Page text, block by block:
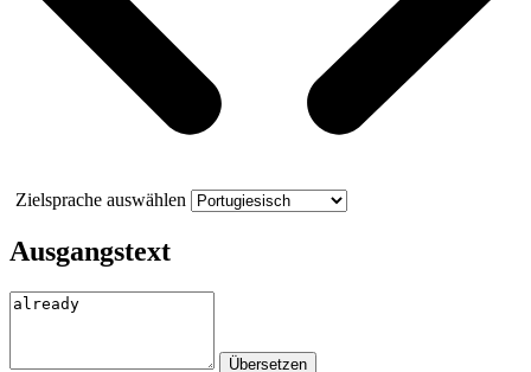
Zielsprache auswählen
Ausgangstext